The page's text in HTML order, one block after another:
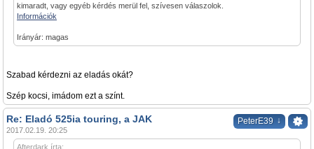
kimaradt, vagy egyéb kérdés merül fel, szívesen válaszolok.
Információk
Irányár: magas
Szabad kérdezni az eladás okát?
Szép kocsi, imádom ezt a színt.
PeterE39 ↓
Re: Eladó 525ia touring, a JAK
2017.02.19. 20:25
Afterdark írta: